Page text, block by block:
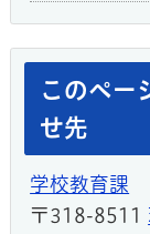
このペー
せ先
学校教育課
〒318-8511